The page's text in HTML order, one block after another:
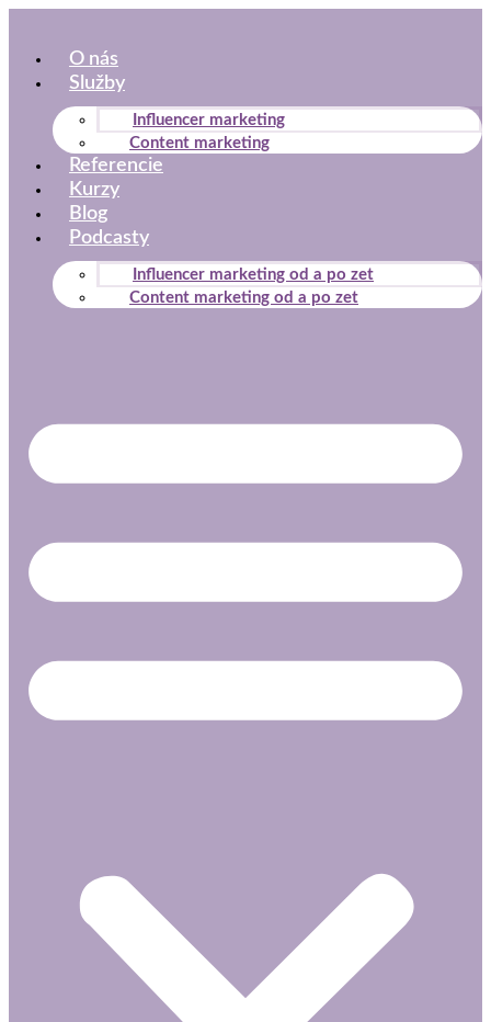
obsah
O nás
Služby
Influencer marketing
Content marketing
Referencie
Kurzy
Blog
Podcasty
Influencer marketing od a po zet
Content marketing od a po zet